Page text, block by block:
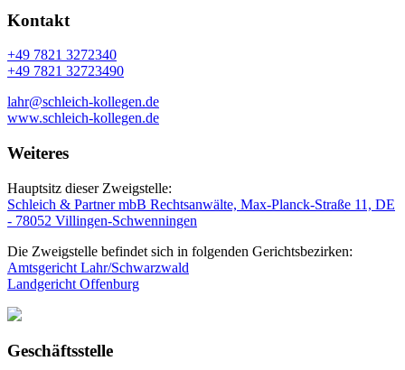
Kontakt
+49 7821 3272340
+49 7821 32723490
lahr@schleich-kollegen.de
www.schleich-kollegen.de
Weiteres
Hauptsitz dieser Zweigstelle:
Schleich & Partner mbB Rechtsanwälte, Max-Planck-Straße 11, DE
- 78052 Villingen-Schwenningen
Die Zweigstelle befindet sich in folgenden Gerichtsbezirken:
Amtsgericht Lahr/Schwarzwald
Landgericht Offenburg
Geschäftsstelle